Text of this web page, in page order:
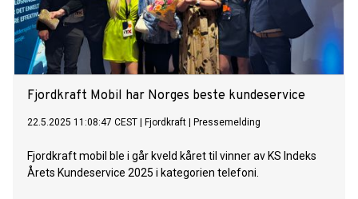
Fjordkraft Mobil har Norges beste kundeservice
22.5.2025 11:08:47 CEST Fjordkraft Pressemelding
Fjordkraft mobil ble i går kveld kåret til vinner av KS Indeks
Årets Kundeservice 2025 i kategorien telefoni.